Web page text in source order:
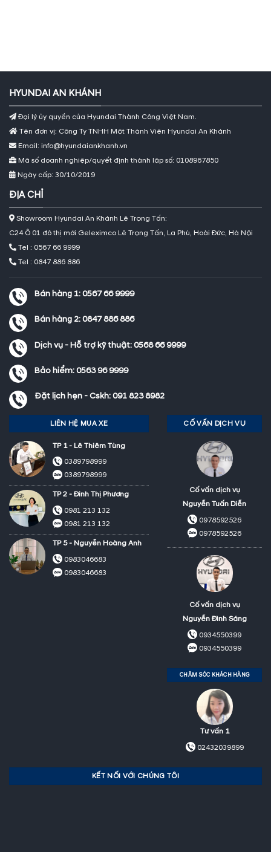
HYUNDAI AN KHÁNH
Đại lý ủy quyền của Hyundai Thành Công Việt Nam.
Tên đơn vị: Công Ty TNHH Một Thành Viên Hyundai An Khánh
Email: info@hyundaiankhanh.vn
Mã số doanh nghiệp/quyết định thành lập số: 0108967850
Ngày cấp: 30/10/2019
ĐỊA CHỈ
Showroom Hyundai An Khánh Lê Trọng Tấn:
C24 Ô 01 đô thị mới Geleximco Lê Trọng Tấn, La Phù, Hoài Đức, Hà Nội
Tel : 0567 66 9999
Tel : 0847 886 886
Bán hàng 1:0567 66 9999
Bán hàng 2:0847 886 886
Dịch vụ - Hỗ trợ kỹ thuật:0568 66 9999
Bảo hiểm:0563 96 9999
Đặt lịch hẹn - Cskh:091 823 8982
LIÊN HỆ MUA XE
TP 1 - Lê Thiêm Tùng
0389798999
0389798999
TP 2 - Đinh Thị Phương
0981 213 132
0981 213 132
TP 5 - Nguyễn Hoàng Anh
0983046683
0983046683
CỐ VẤN DỊCH VỤ
Cố vấn dịch vụ
Nguyễn Tuấn Diễn
0978592526
0978592526
Cố vấn dịch vụ
Nguyễn Đình Sáng
0934550399
0934550399
CHĂM SÓC KHÁCH HÀNG
Tư vấn 1
02432039899
KẾT NỐI VỚI CHÚNG TÔI